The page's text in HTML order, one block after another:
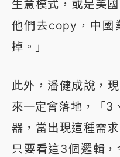
生意模式，或是美
他們去copy，中國
掉。」
此外，潘健成說，
來一定會落地，「3
器，當出現這種需
只要看這3個邏輯